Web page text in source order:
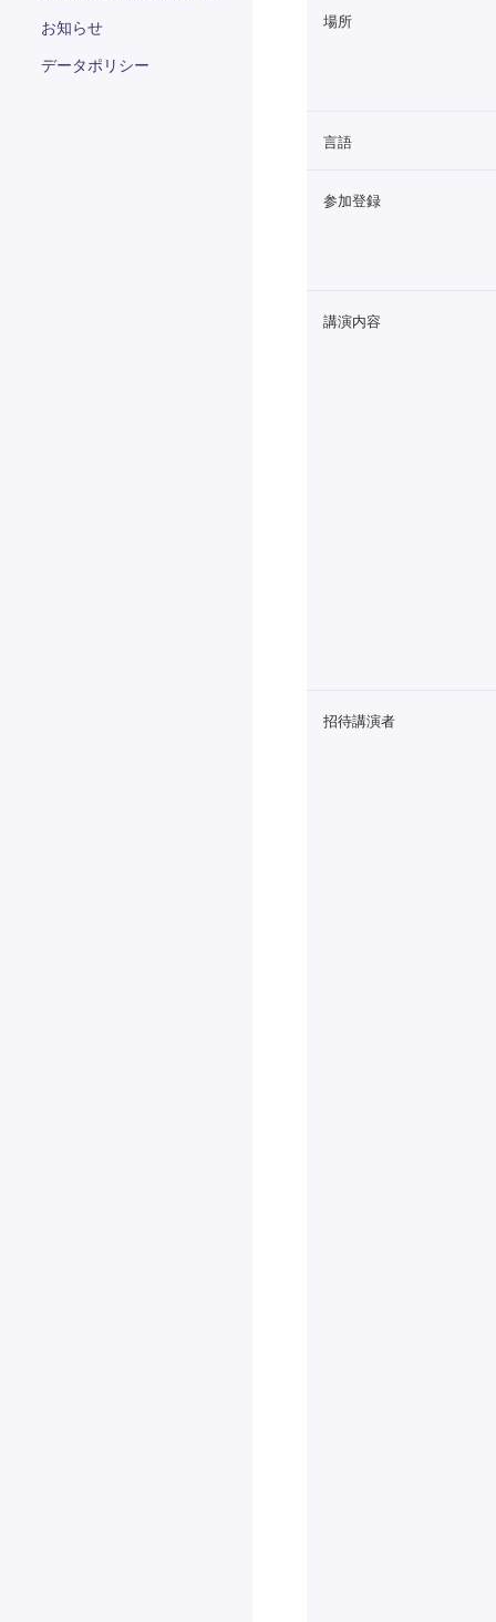
場所
言語
参加登録
講演内容
招待講演者
お知らせ
データポリシー